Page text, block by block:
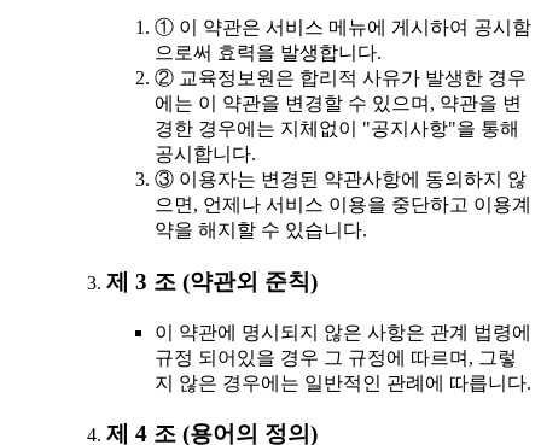
① 이 약관은 서비스 메뉴에 게시하여 공시함
으로써 효력을 발생합니다.
② 교육정보원은 합리적 사유가 발생한 경우
에는 이 약관을 변경할 수 있으며, 약관을 변
경한 경우에는 지체없이 "공지사항"을 통해
공시합니다.
③ 이용자는 변경된 약관사항에 동의하지 않
으면, 언제나 서비스 이용을 중단하고 이용계
약을 해지할 수 있습니다.
제 3 조 (약관외 준칙)
이 약관에 명시되지 않은 사항은 관계 법령에
규정 되어있을 경우 그 규정에 따르며, 그렇
지 않은 경우에는 일반적인 관례에 따릅니다.
제 4 조 (용어의 정의)